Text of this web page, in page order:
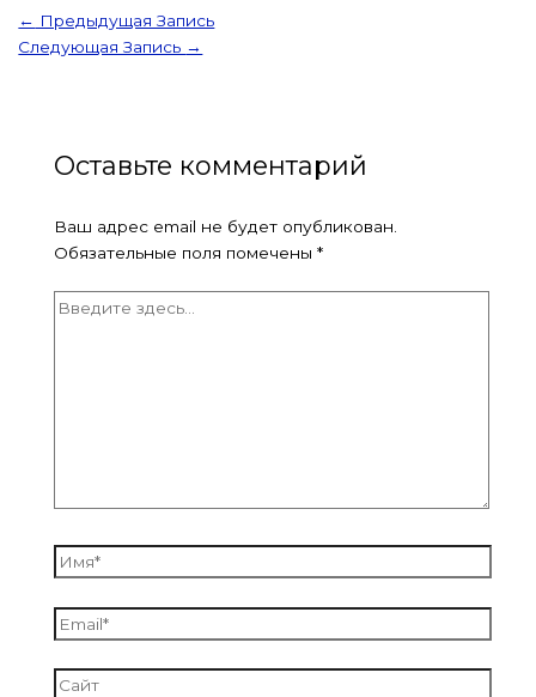
← Предыдущая Запись
Следующая Запись →
Оставьте комментарий
Ваш адрес email не будет опубликован.
Обязательные поля помечены *
Введите
Имя*
Email*
Сайт